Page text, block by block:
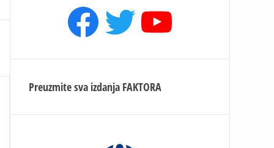
Facebook
TwitterYouTube
Preuzmite sva izdanja FAKTORA